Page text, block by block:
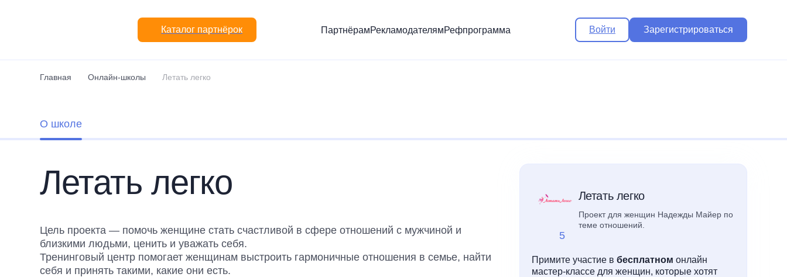
Каталог партнёрок ПартнёрамРекламодателямРефпрограмма Войти Зарегистрироваться
Главная Онлайн-школы Летать легко
О школе
Летать легко
Цель проекта — помочь женщине стать счастливой в сфере отношений с мужчиной и
близкими людьми, ценить и уважать себя.
Тренинговый центр помогает женщинам выстроить гармоничные отношения в семье, найти
себя и принять такими, какие они есть.
5
Летать легко
Проект для женщин Надежды Майер по
теме отношений.
Примите участие в бесплатном онлайн
мастер-классе для женщин, которые хотят